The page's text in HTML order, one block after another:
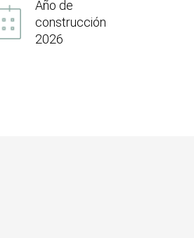
Año de
construcción
2026